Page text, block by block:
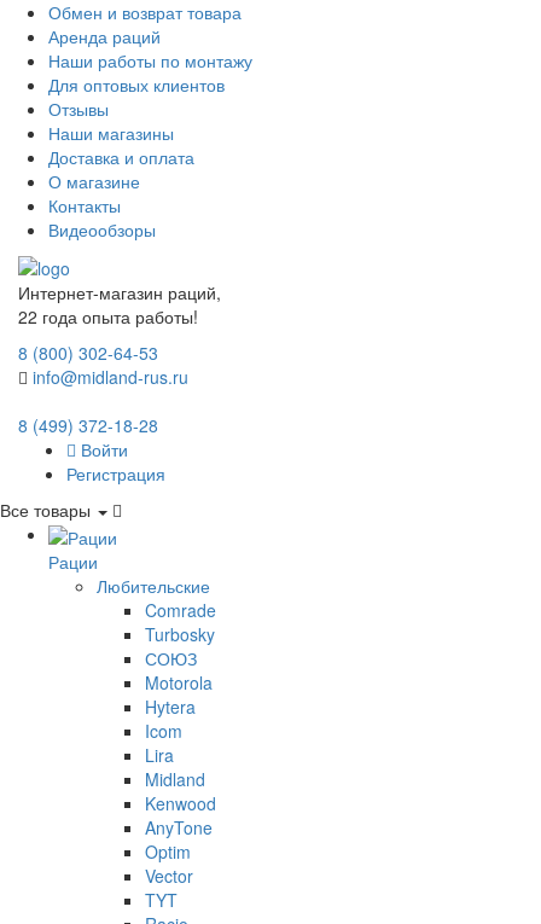
Обмен и возврат товара
Аренда раций
Наши работы по монтажу
Для оптовых клиентов
Отзывы
Наши магазины
Доставка и оплата
О магазине
Контакты
Видеообзоры
Интернет-магазин раций,
22 года опыта работы!
8 (800) 302-64-53
info@midland-rus.ru
8 (499) 372-18-28
Войти
Регистрация
Все товары
Рации
Любительские
Comrade
Turbosky
СОЮЗ
Motorola
Hytera
Icom
Lira
Midland
Kenwood
AnyTone
Optim
Vector
TYT